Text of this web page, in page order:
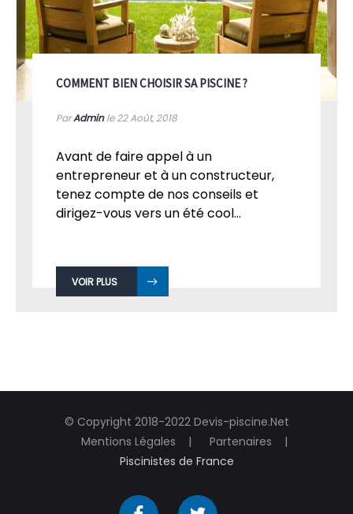
COMMENT BIEN CHOISIR SA PISCINE ?
ParAdminle 22Août, 2018
Avant de faire appel à un
entrepreneur et à un constructeur,
tenez compte de nos conseils et
dirigez-vous vers un été cool...
VOIR PLUS
© Copyright 2018-2022 Devis-piscine.Net
Mentions Légales
Partenaires
Piscinistes de France